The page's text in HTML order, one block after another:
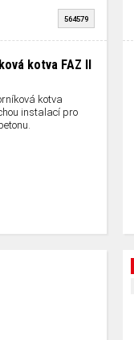
564579
kotva FAZ II
kotva
instalací pro